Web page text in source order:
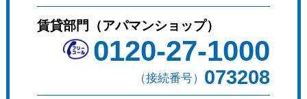
賃貸部門（アパマンショップ）
0120-27-1000
（接続番号） 073208